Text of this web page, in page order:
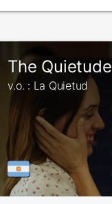
The Quietude
v.o. : La Quietud